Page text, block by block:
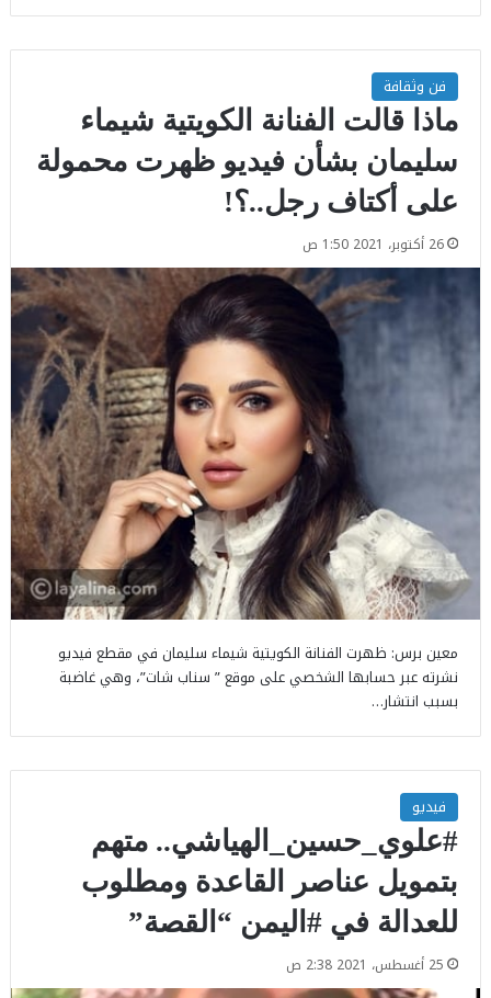
فن وثقافة
ماذا قالت الفنانة الكويتية شيماء
سليمان بشأن فيديو ظهرت محمولة
على أكتاف رجل..؟!
26 أكتوبر، 2021 1:50 ص
معين برس: ظهرت الفنانة الكويتية شيماء سليمان في مقطع فيديو
نشرته عبر حسابها الشخصي على موقع ” سناب شات”، وهي غاضبة
بسبب انتشار…
فيديو
#علوي_حسين_الهياشي.. متهم
بتمويل عناصر القاعدة ومطلوب
للعدالة في #اليمن “القصة”
25 أغسطس، 2021 2:38 ص